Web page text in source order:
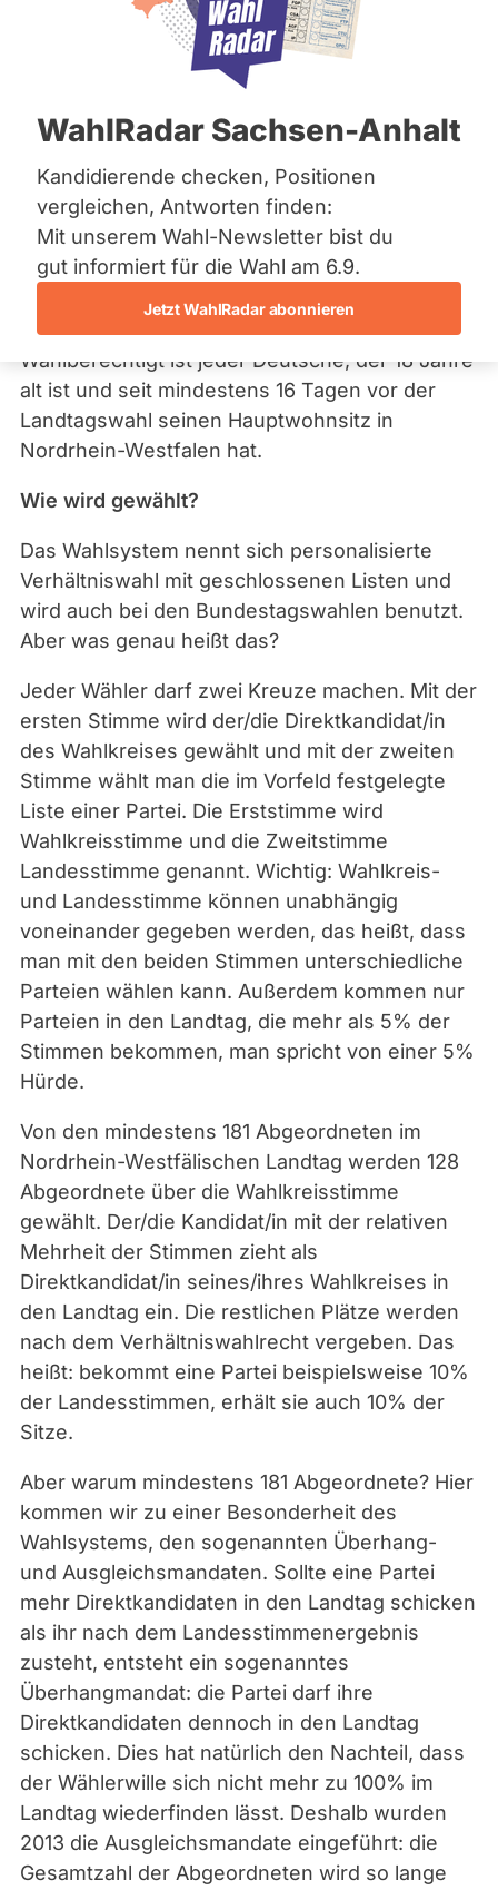
Bremen
Hamburg
Mecklenburg-Vorpommern
Nordrhein-Westfalen
Saarland
Sachsen
Sachsen-Anhalt
Sachsen-Anhalt
Schleswig-Holstein
Thüringen
Archiv
Über uns
Spenden
WahlRadar Sachsen-Anhalt
Kandidierende checken, Positionen
vergleichen, Antworten finden:
Mit unserem Wahl-Newsletter bist du
gut informiert für die Wahl am 6.9.
Jetzt WahlRadar abonnieren
Am 14. Mai 2017 wurde in Nordrhein-Westfalen
Wahlkreisen und 17 Parteien werden
mindestens 181 Politiker gewählt, die für fünf
Jahre in das NRW-Landesparlament einziehen
werden. Hier eine kurze Erklärung, wie das
Wahlrecht in Nordrhein-Westfalen funktioniert.
Wer darf wählen?
Wahlberechtigt ist jeder Deutsche, der 18 Jahre
alt ist und seit mindestens 16 Tagen vor der
Landtagswahl seinen Hauptwohnsitz in
Nordrhein-Westfalen hat.
Wie wird gewählt?
Das Wahlsystem nennt sich personalisierte
Verhältniswahl mit geschlossenen Listen und
wird auch bei den Bundestagswahlen benutzt.
Aber was genau heißt das?
Jeder Wähler darf zwei Kreuze machen. Mit der
ersten Stimme wird der/die Direktkandidat/in
des Wahlkreises gewählt und mit der zweiten
Stimme wählt man die im Vorfeld festgelegte
Liste einer Partei. Die Erststimme wird
Wahlkreisstimme und die Zweitstimme
Landesstimme genannt. Wichtig: Wahlkreis-
und Landesstimme können unabhängig
voneinander gegeben werden, das heißt, dass
man mit den beiden Stimmen unterschiedliche
Parteien wählen kann. Außerdem kommen nur
Parteien in den Landtag, die mehr als 5% der
Stimmen bekommen, man spricht von einer 5%
Hürde.
Von den mindestens 181 Abgeordneten im
Nordrhein-Westfälischen Landtag werden 128
Abgeordnete über die Wahlkreisstimme
gewählt. Der/die Kandidat/in mit der relativen
Mehrheit der Stimmen zieht als
Direktkandidat/in seines/ihres Wahlkreises in
den Landtag ein. Die restlichen Plätze werden
nach dem Verhältniswahlrecht vergeben. Das
heißt: bekommt eine Partei beispielsweise 10%
der Landesstimmen, erhält sie auch 10% der
Sitze.
Aber warum mindestens 181 Abgeordnete? Hier
kommen wir zu einer Besonderheit des
Wahlsystems, den sogenannten Überhang-
und Ausgleichsmandaten. Sollte eine Partei
mehr Direktkandidaten in den Landtag schicken
als ihr nach dem Landesstimmenergebnis
zusteht, entsteht ein sogenanntes
Überhangmandat: die Partei darf ihre
Direktkandidaten dennoch in den Landtag
schicken. Dies hat natürlich den Nachteil, dass
der Wählerwille sich nicht mehr zu 100% im
Landtag wiederfinden lässt. Deshalb wurden
2013 die Ausgleichsmandate eingeführt: die
Gesamtzahl der Abgeordneten wird so lange